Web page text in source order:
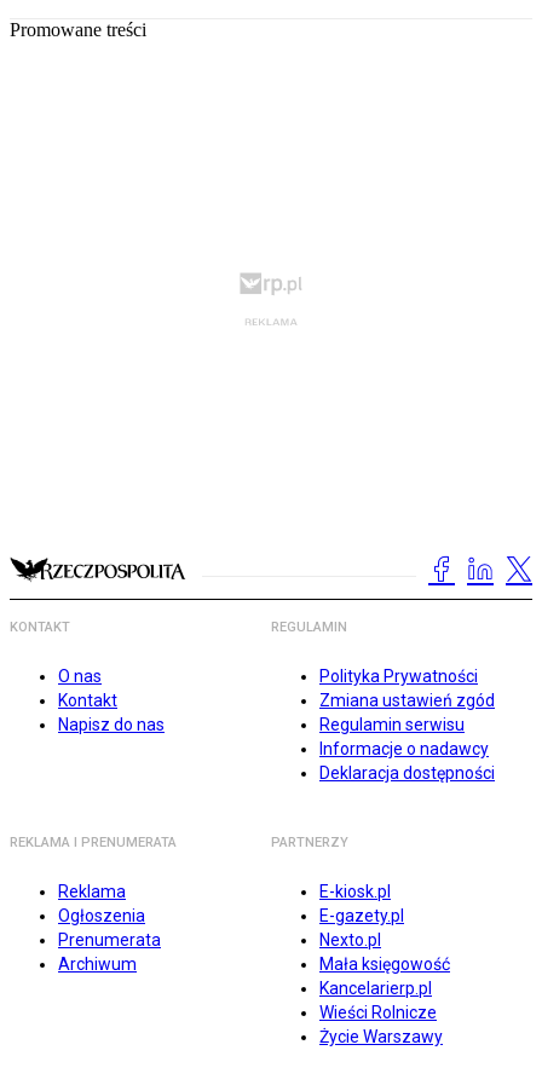
Promowane treści
KONTAKT
O nas
Kontakt
Napisz do nas
REGULAMIN
Polityka Prywatności
Zmiana ustawień zgód
Regulamin serwisu
Informacje o nadawcy
Deklaracja dostępności
REKLAMA I PRENUMERATA
Reklama
Ogłoszenia
Prenumerata
Archiwum
PARTNERZY
E-kiosk.pl
E-gazety.pl
Nexto.pl
Mała księgowość
Kancelarierp.pl
Wieści Rolnicze
Życie Warszawy